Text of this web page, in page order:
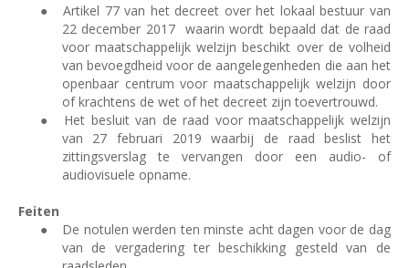
●
Artikel 77 van het decreet over het lokaal bestuur van
22 december 2017 waarin wordt bepaald dat de raad
voor maatschappelijk welzijn beschikt over de volheid
van bevoegdheid voor de aangelegenheden die aan het
openbaar centrum voor maatschappelijk welzijn door
of krachtens de wet of het decreet zijn toevertrouwd.
●
Het besluit van de raad voor maatschappelijk welzijn
van 27 februari 2019 waarbij de raad beslist het
zittingsverslag te vervangen door een audio- of
audiovisuele opname.
Feiten
●
De notulen werden ten minste acht dagen voor de dag
van de vergadering ter beschikking gesteld van de